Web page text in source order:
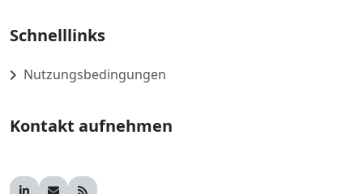
Schnelllinks
Nutzungsbedingungen
Kontakt aufnehmen